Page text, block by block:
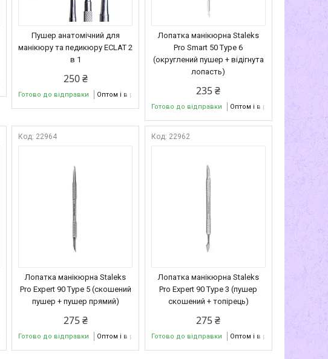
Пушер анатомічний для
манікюру та педикюру ECLAT 2
в 1
250 ₴
Готово до відправки Оптом і в роздріб
Лопатка манікюрна Staleks
Pro Smart 50 Type 6
(округлений пушер + відігнута
лопасть)
235 ₴
Готово до відправки Оптом і в роздріб
22964
Лопатка манікюрна Staleks
Pro Expert 90 Type 5 (скошений
пушер + пушер прямий)
275 ₴
Готово до відправки Оптом і в роздріб
22962
Лопатка манікюрна Staleks
Pro Expert 90 Type 3 (пушер
скошений + топірець)
275 ₴
Готово до відправки Оптом і в роздріб